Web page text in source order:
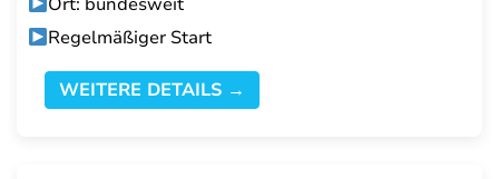
Regelmäßiger Start
WEITERE DETAILS →